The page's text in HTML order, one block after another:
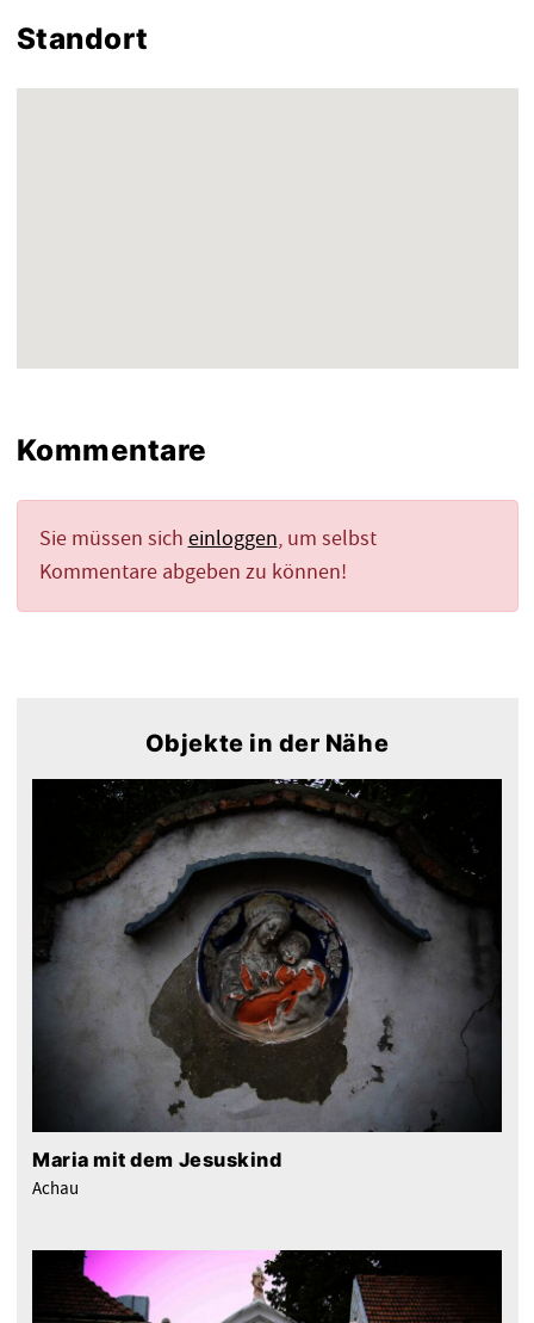
Standort
Kommentare
Sie müssen sich einloggen, um selbst
Kommentare abgeben zu können!
Objekte in der Nähe
Maria mit dem Jesuskind
Achau